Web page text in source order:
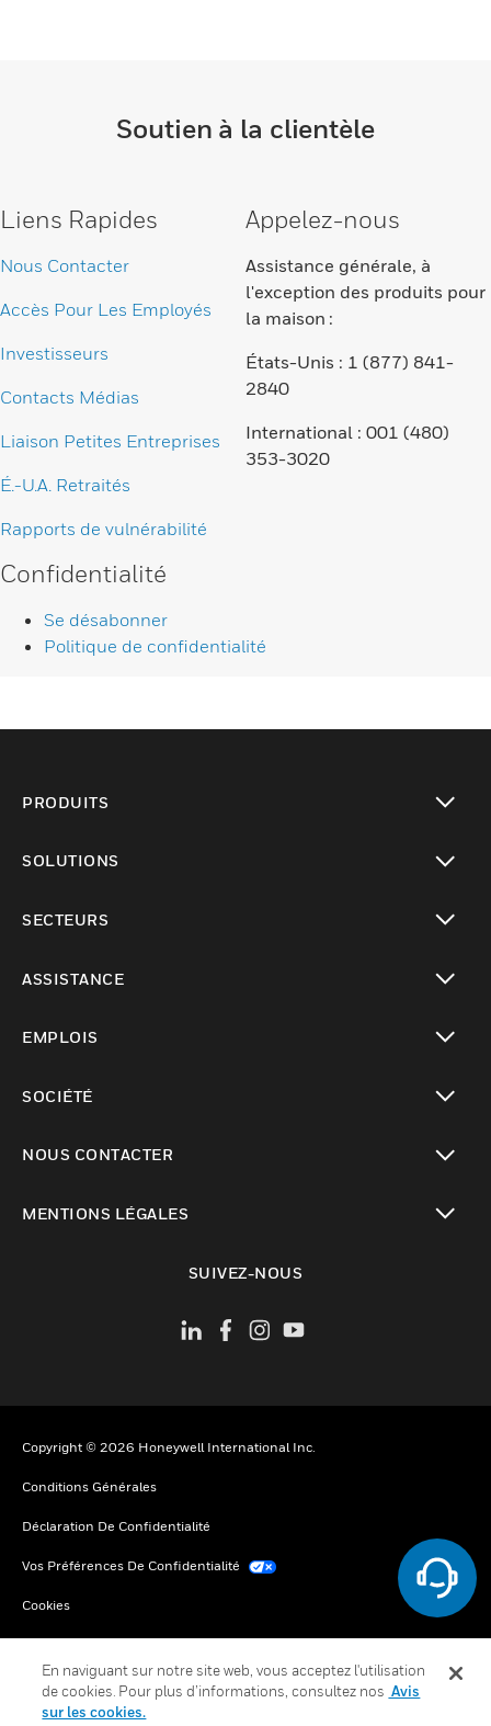
Soutien à la clientèle
Liens Rapides
Nous Contacter
Accès Pour Les Employés
Investisseurs
Contacts Médias
Liaison Petites Entreprises
É.-U.A. Retraités
Rapports de vulnérabilité
Appelez-nous
Assistance générale, à
l'exception des produits pour
la maison :
États-Unis : 1 (877) 841-
2840
International : 001 (480)
353-3020
Confidentialité
Se désabonner
Politique de confidentialité
PRODUITS
SOLUTIONS
SECTEURS
ASSISTANCE
EMPLOIS
SOCIÉTÉ
NOUS CONTACTER
MENTIONS LÉGALES
SUIVEZ-NOUS
Copyright © 2026 Honeywell International Inc.
Conditions Générales
Déclaration De Confidentialité
Vos Préférences De Confidentialité
Cookies
En naviguant sur notre site web, vous acceptez l'utilisation
de cookies. Pour plus d’informations, consultez nos Avis
sur les cookies.